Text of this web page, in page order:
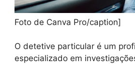
Foto de Canva Pro/caption]
O detetive particular é um
especializado em